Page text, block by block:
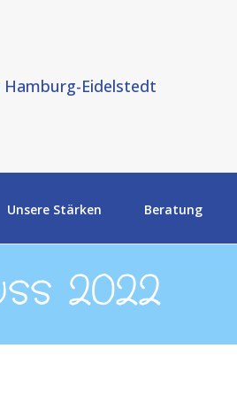
Unsere Stärken Beratung
2022